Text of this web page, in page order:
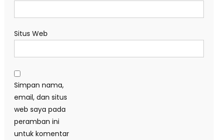
Situs Web
Simpan nama,
email, dan situs
web saya pada
peramban ini
untuk komentar